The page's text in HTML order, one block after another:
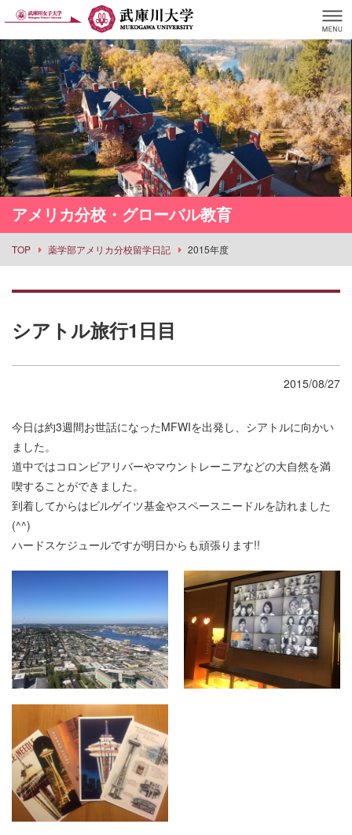
アメリカ分校・グローバル教育
TOP 薬学部アメリカ分校留学日記 2015年度
シアトル旅行1日目
2015/08/27
今日は約3週間お世話になったMFWIを出発し、シアトルに向かい
ました。
道中ではコロンビアリバーやマウントレーニアなどの大自然を満
喫することができました。
到着してからはビルゲイツ基金やスペースニードルを訪れました
(^^)
ハードスケジュールですが明日からも頑張ります!!